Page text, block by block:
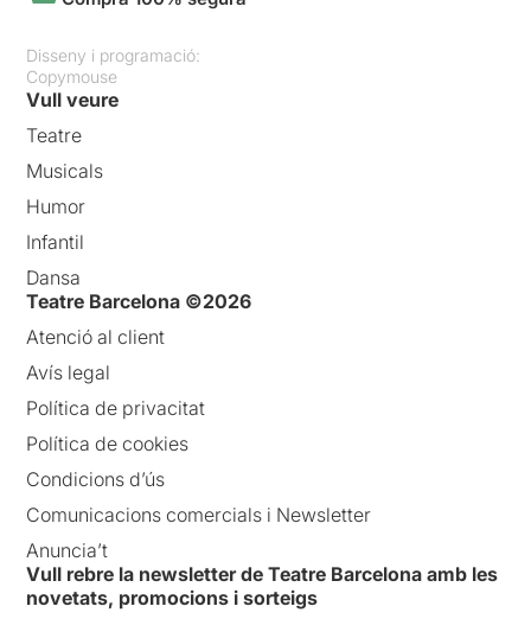
Disseny i programació:
Copymouse
Vull veure
Teatre
Musicals
Humor
Infantil
Dansa
Teatre Barcelona ©2026
Atenció al client
Avís legal
Política de privacitat
Política de cookies
Condicions d’ús
Comunicacions comercials i Newsletter
Anuncia’t
Vull rebre la newsletter de Teatre Barcelona amb les
novetats, promocions i sorteigs